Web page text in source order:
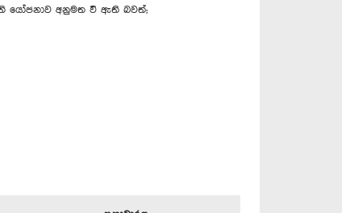
යෝජනාව අනුමත වී ඇති බවත්;